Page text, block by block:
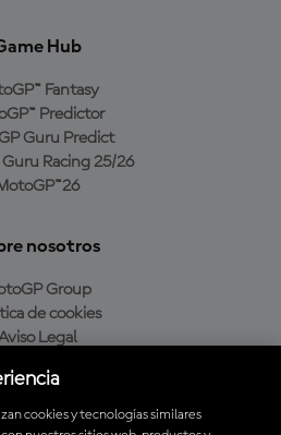
Hub
Fantasy
Predictor
Guru Predict
Racing 25/26
nosotros
Group
de cookies
Legal
de compra
cookies y tecnologías similares